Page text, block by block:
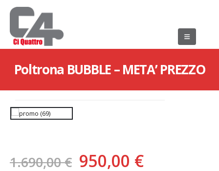
Poltrona BUBBLE – META’ PREZZO
1.690,00€ Il
950,00 €Il